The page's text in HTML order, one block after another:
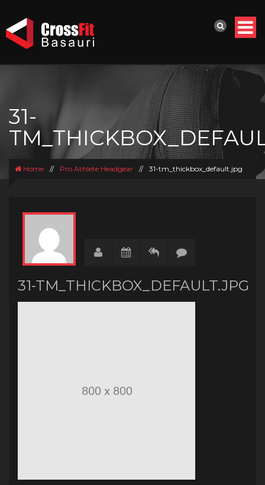
31-
Home // Pro Athlete Headgear // 31-tm_thickbox_default.jpg
31-TM_THICKBOX_DEFAULT.JPG